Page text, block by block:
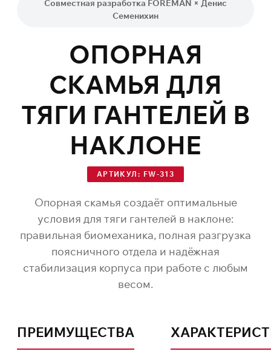
Совместная разработка FOREMAN × Денис
Семенихин
ОПОРНАЯ
СКАМЬЯ ДЛЯ
ТЯГИ ГАНТЕЛЕЙ В
НАКЛОНЕ
АРТИКУЛ: FW-313
Опорная скамья создаёт оптимальные
условия для тяги гантелей в наклоне:
правильная биомеханика, полная разгрузка
поясничного отдела и надёжная
стабилизация корпуса при работе с любым
весом.
ПРЕИМУЩЕСТВА